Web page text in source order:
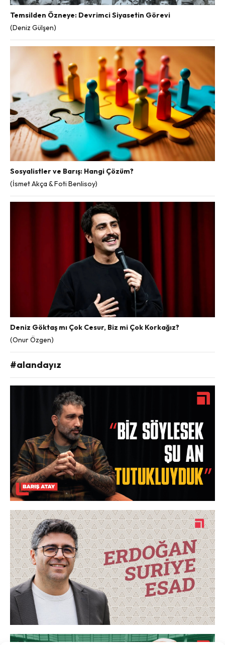
Temsilden Özneye: Devrimci Siyasetin Görevi
(Deniz Gülşen)
Sosyalistler ve Barış: Hangi Çözüm?
(İsmet Akça & Foti Benlisoy)
Deniz Göktaş mı Çok Cesur, Biz mi Çok Korkağız?
(Onur Özgen)
#alandayız